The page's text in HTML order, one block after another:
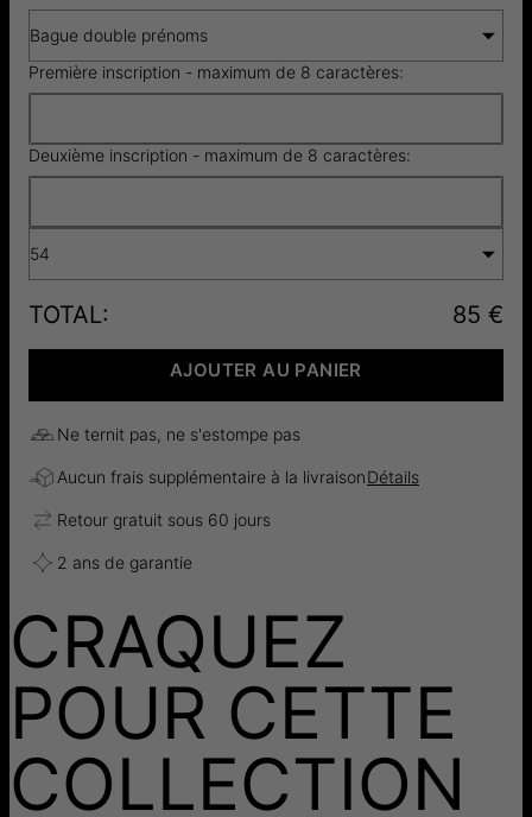
Bague double prénoms
Première inscription - maximum de 8 caractères:
Deuxième inscription - maximum de 8 caractères:
54
TOTAL: 85 €
AJOUTER AU PANIER
Ne ternit pas, ne s'estompe pas
Aucun frais supplémentaire à la livraisonDétails
Retour gratuit sous 60 jours
2 ans de garantie
CRAQUEZ
POUR CETTE
COLLECTION